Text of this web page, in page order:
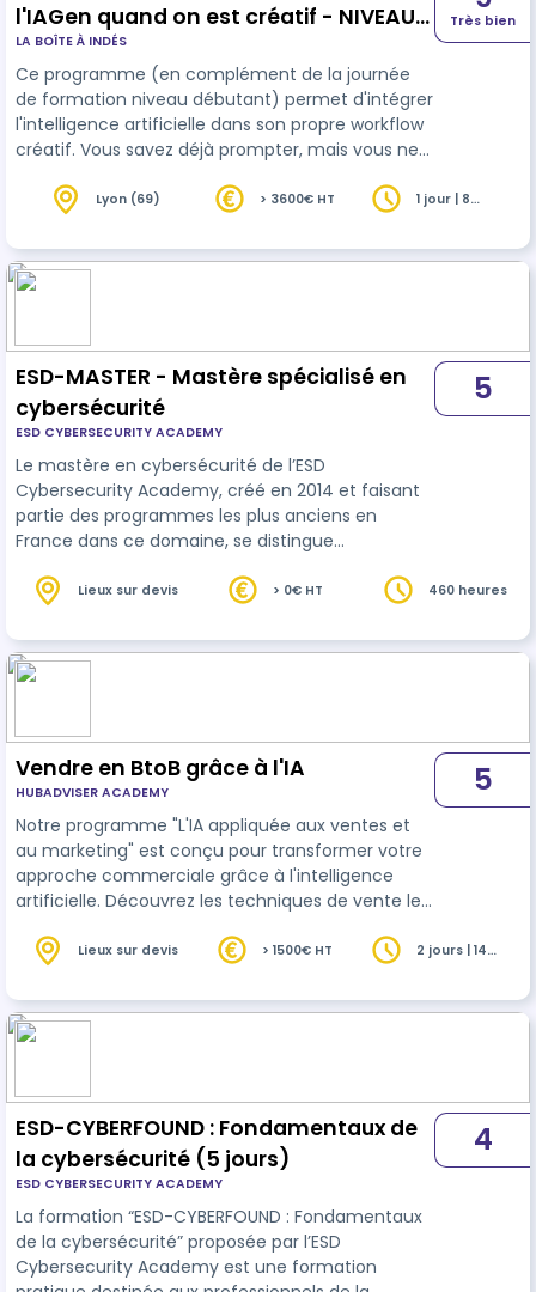
l'IAGen quand on est créatif - NIVEAU
INTERMEDIAIRE
LA BOÎTE À INDÉS
Ce programme (en complément de la journée
de formation niveau débutant) permet d'intégrer
l'intelligence artificielle dans son propre workflow
créatif. Vous savez déjà prompter, mais vous ne
Exploratrice IA, speaker et fondatrice du
sur Midjourney et un tour d'horizon des IAGen
créatives. J'aborde le sujet avec pédagogie et
Très bien
Lyon (69) > 3600€ HT
1 jour | 8
ESD-MASTER - Mastère spécialisé en
cybersécurité
ESD CYBERSECURITY ACADEMY
Le mastère en cybersécurité de l’ESD
Cybersecurity Academy, créé en 2014 et faisant
partie des programmes les plus anciens en
France dans ce domaine, se distingue
que diplôme d’État.
5
Lieux sur devis > 0€ HT 460 heures
Vendre en BtoB grâce à l'IA
HUBADVISER ACADEMY
Notre programme "L'IA appliquée aux ventes et
au marketing" est conçu pour transformer votre
approche commerciale grâce à l'intelligence
artificielle. Découvrez les techniques de vente les
travail / semaine en maitrisant les différents
parcourir pendant cette formation.
5
Lieux sur devis > 1500€ HT
2 jours | 14
ESD-CYBERFOUND : Fondamentaux de
la cybersécurité (5 jours)
ESD CYBERSECURITY ACADEMY
La formation “ESD-CYBERFOUND : Fondamentaux
de la cybersécurité” proposée par l’ESD
Cybersecurity Academy est une formation
4